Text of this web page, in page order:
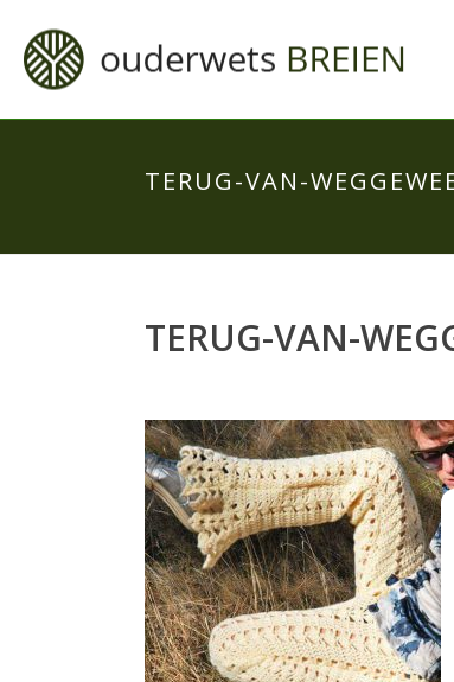
TERUG-VAN-
TERUG-VAN-